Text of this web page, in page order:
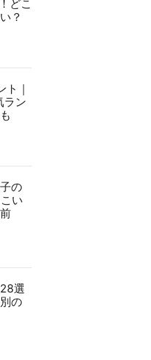
どこ
？
ト｜
ラン
の
い
選
の